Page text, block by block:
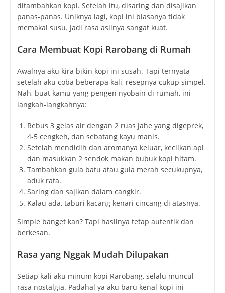
ditambahkan kopi. Setelah itu, disaring dan disajikan
panas-panas. Uniknya lagi, kopi ini biasanya tidak
memakai susu. Jadi rasa aslinya sangat kuat.
Cara Membuat Kopi Rarobang di Rumah
Awalnya aku kira bikin kopi ini susah. Tapi ternyata
setelah aku coba beberapa kali, resepnya cukup simpel.
Nah, buat kamu yang pengen nyobain di rumah, ini
langkah-langkahnya:
Rebus 3 gelas air dengan 2 ruas jahe yang digeprek,
4-5 cengkeh, dan sebatang kayu manis.
Setelah mendidih dan aromanya keluar, kecilkan api
dan masukkan 2 sendok makan bubuk kopi hitam.
Tambahkan gula batu atau gula merah secukupnya,
aduk rata.
Saring dan sajikan dalam cangkir.
Kalau ada, taburi kacang kenari cincang di atasnya.
Simple banget kan? Tapi hasilnya tetap autentik dan
berkesan.
Rasa yang Nggak Mudah Dilupakan
Setiap kali aku minum kopi Rarobang, selalu muncul
rasa nostalgia. Padahal ya aku baru kenal kopi ini